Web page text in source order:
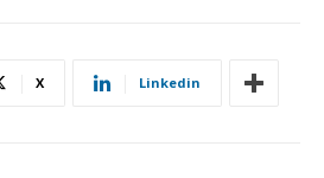
X Linkedin